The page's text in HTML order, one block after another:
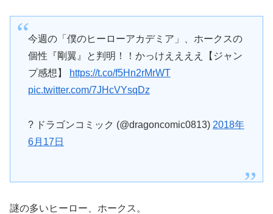
今週の「僕のヒーローアカデミア」、ホークスの
個性『剛翼』と判明！！かっけええええ【ジャン
プ感想】
https://t.co/f5Hn2rMrWT
pic.twitter.com/7JHcVYsqDz
? ドラゴンコミック (@dragoncomic0813) 2018年
6月17日
謎の多いヒーロー、ホークス。